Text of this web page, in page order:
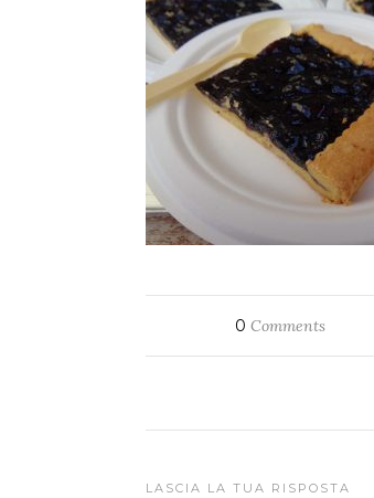
0 Comments
LASCIA LA TUA RISPOSTA